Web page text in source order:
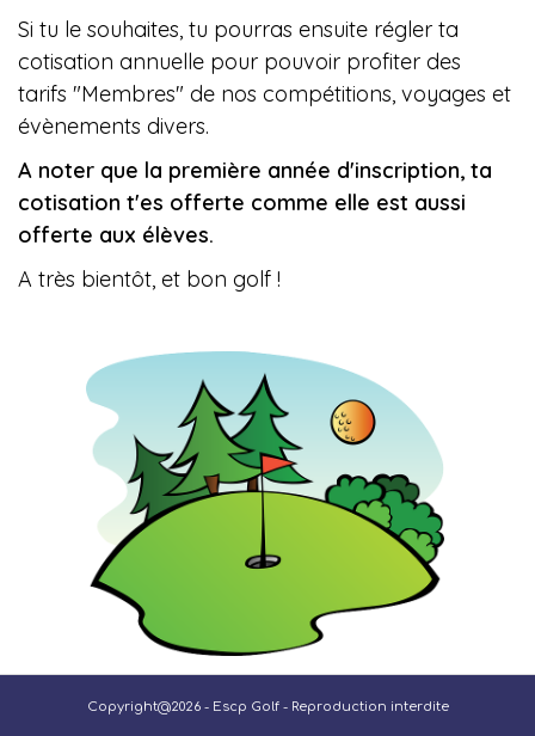
Si tu le souhaites, tu pourras ensuite régler ta
cotisation annuelle pour pouvoir profiter des
tarifs "Membres" de nos compétitions, voyages et
évènements divers.
A noter que la première année d'inscription, ta
cotisation t'es offerte comme elle est aussi
offerte aux élèves.
A très bientôt, et bon golf !
Copyright@2026 - Escp Golf - Reproduction interdite